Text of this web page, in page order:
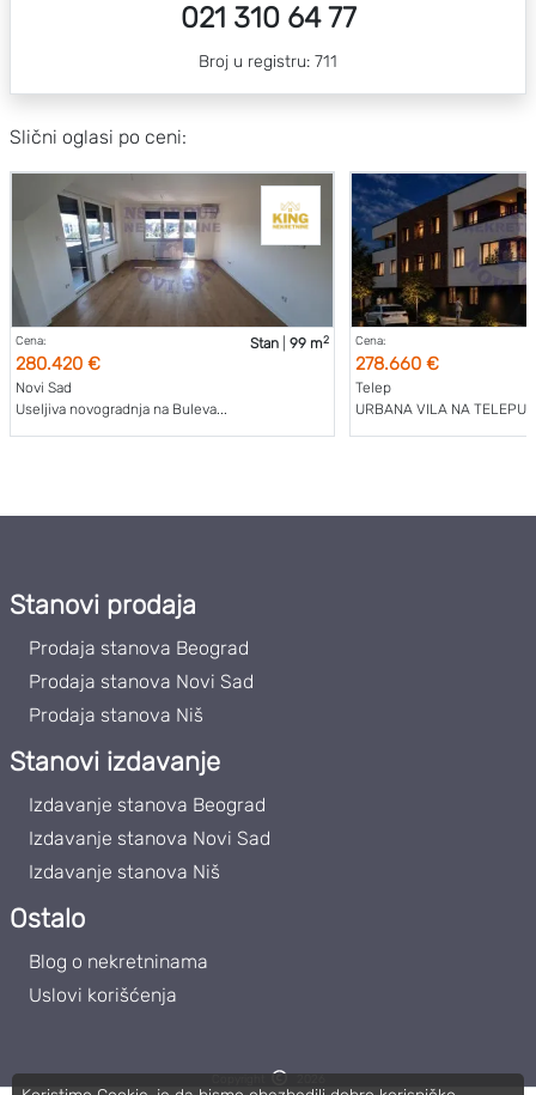
021 310 64 77
Broj u registru: 711
Slični oglasi po ceni:
Cena:
280.420 €
Stan 99 m2
Novi Sad
Useljiva novogradnja na Buleva...
Cena:
278.660 €
Telep
URBANA VILA NA TELEPU
Stanovi prodaja
Prodaja stanova Beograd
Prodaja stanova Novi Sad
Prodaja stanova Niš
Stanovi izdavanje
Izdavanje stanova Beograd
Izdavanje stanova Novi Sad
Izdavanje stanova Niš
Ostalo
Blog o nekretninama
Uslovi korišćenja